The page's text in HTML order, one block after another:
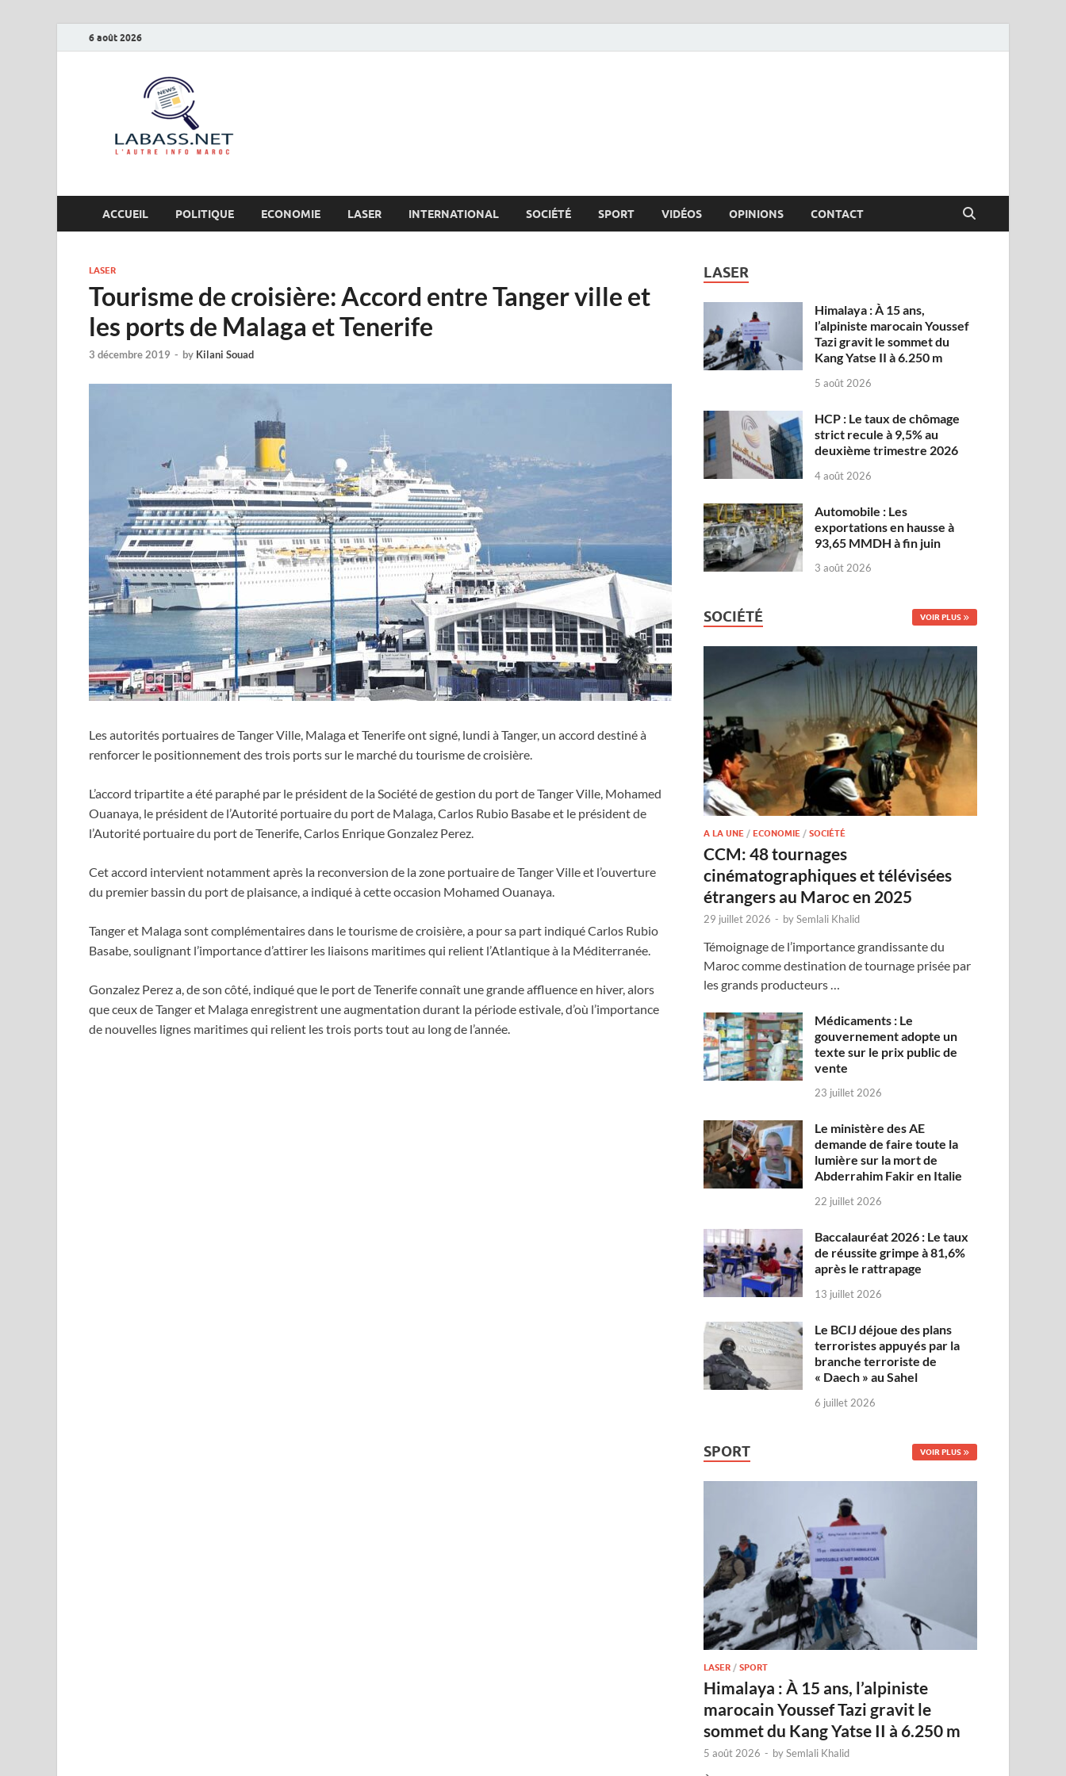
6 août 2026
ACCUEIL POLITIQUE ECONOMIE LASER INTERNATIONAL SOCIÉTÉ SPORT VIDÉOS OPINIONS CONTACT
LASER
Tourisme de croisière: Accord entre Tanger ville et
les ports de Malaga et Tenerife
3 décembre 2019 - by Kilani Souad
Les autorités portuaires de Tanger Ville, Malaga et Tenerife ont signé, lundi à Tanger, un accord destiné à
renforcer le positionnement des trois ports sur le marché du tourisme de croisière.
L’accord tripartite a été paraphé par le président de la Société de gestion du port de Tanger Ville, Mohamed
Ouanaya, le président de l’Autorité portuaire du port de Malaga, Carlos Rubio Basabe et le président de
l’Autorité portuaire du port de Tenerife, Carlos Enrique Gonzalez Perez.
Cet accord intervient notamment après la reconversion de la zone portuaire de Tanger Ville et l’ouverture
du premier bassin du port de plaisance, a indiqué à cette occasion Mohamed Ouanaya.
Tanger et Malaga sont complémentaires dans le tourisme de croisière, a pour sa part indiqué Carlos Rubio
Basabe, soulignant l’importance d’attirer les liaisons maritimes qui relient l’Atlantique à la Méditerranée.
Gonzalez Perez a, de son côté, indiqué que le port de Tenerife connaît une grande affluence en hiver, alors
que ceux de Tanger et Malaga enregistrent une augmentation durant la période estivale, d’où l’importance
de nouvelles lignes maritimes qui relient les trois ports tout au long de l’année.
LASER
Himalaya : À 15 ans,
l’alpiniste marocain Youssef
Tazi gravit le sommet du
Kang Yatse II à 6.250 m
5 août 2026
HCP : Le taux de chômage
strict recule à 9,5% au
deuxième trimestre 2026
4 août 2026
Automobile : Les
exportations en hausse à
93,65 MMDH à fin juin
3 août 2026
SOCIÉTÉ VOIR PLUS
A LA UNE /ECONOMIE /SOCIÉTÉ
CCM: 48 tournages
cinématographiques et télévisées
étrangers au Maroc en 2025
29 juillet 2026 - bySemlali Khalid
Témoignage de l’importance grandissante du
Maroc comme destination de tournage prisée par
les grands producteurs …
Médicaments : Le
gouvernement adopte un
texte sur le prix public de
vente
23 juillet 2026
Le ministère des AE
demande de faire toute la
lumière sur la mort de
Abderrahim Fakir en Italie
22 juillet 2026
Baccalauréat 2026 : Le taux
de réussite grimpe à 81,6%
après le rattrapage
13 juillet 2026
Le BCIJ déjoue des plans
terroristes appuyés par la
branche terroriste de
« Daech » au Sahel
6 juillet 2026
SPORT VOIR PLUS
LASER /SPORT
Himalaya : À 15 ans, l’alpiniste
marocain Youssef Tazi gravit le
sommet du Kang Yatse II à 6.250 m
5 août 2026 - bySemlali Khalid